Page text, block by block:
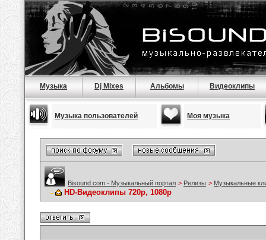
Музыка Dj Mixes Альбомы Видеоклипы
Музыка пользователей Моя музыка
Bisound.com - Музыкальный портал > Релизы > Музыкальные
HD-Видеоклипы 720p, 1080p